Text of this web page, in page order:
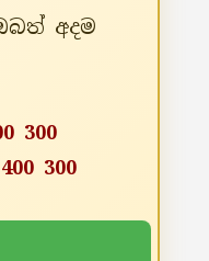
අදම
300
300